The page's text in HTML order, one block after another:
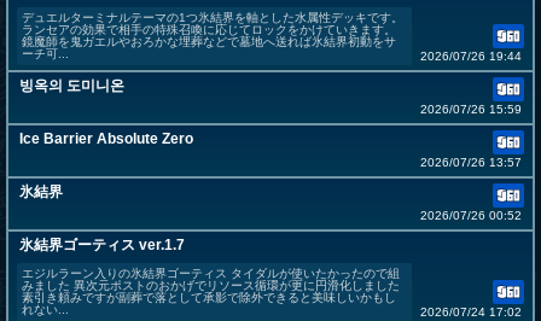
デュエルターミナルテーマの1つ氷結界を軸とした水属性デッキです。
ランセアの効果で相手の特殊召喚に応じてロックをかけていきます。
鏡魔師を鬼ガエルやおろかな埋葬などで墓地へ送れば氷結界初動をサ
ーチ可...
2026/07/26 19:44
빙옥의 도미니온
2026/07/26 15:59
Ice Barrier Absolute Zero
2026/07/26 13:57
氷結界
2026/07/26 00:52
氷結界ゴーティス ver.1.7
エジルラーン入りの氷結界ゴーティス タイダルが使いたかったので組
みました 異次元ポストのおかげでリソース循環が更に円滑化しました
素引き頼みですが副葬で落として承影で除外できると美味しいかもし
れない...
2026/07/24 17:02